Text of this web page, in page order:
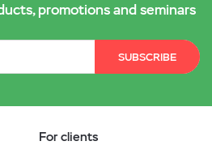
promotions and seminars
SUBSCRIBE
For clients